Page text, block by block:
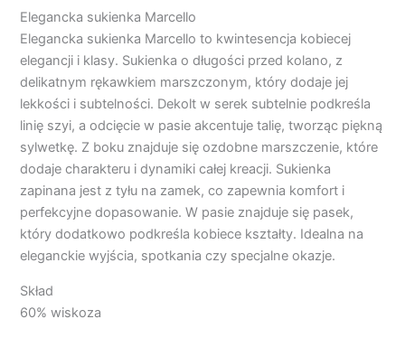
Elegancka sukienka Marcello
Elegancka sukienka Marcello to kwintesencja kobiecej
elegancji i klasy. Sukienka o długości przed kolano, z
delikatnym rękawkiem marszczonym, który dodaje jej
lekkości i subtelności. Dekolt w serek subtelnie podkreśla
linię szyi, a odcięcie w pasie akcentuje talię, tworząc piękną
sylwetkę. Z boku znajduje się ozdobne marszczenie, które
dodaje charakteru i dynamiki całej kreacji. Sukienka
zapinana jest z tyłu na zamek, co zapewnia komfort i
perfekcyjne dopasowanie. W pasie znajduje się pasek,
który dodatkowo podkreśla kobiece kształty. Idealna na
eleganckie wyjścia, spotkania czy specjalne okazje.
Skład
60% wiskoza